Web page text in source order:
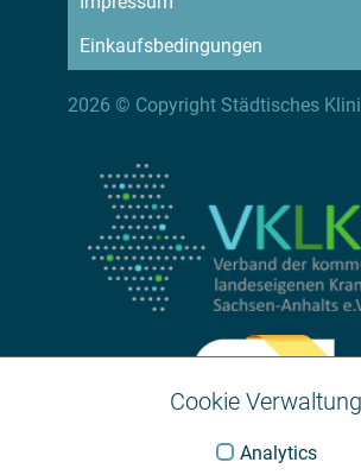
Einkaufsbedingungen
2026 © Copyright Städtisches
Cookie Verwaltung
Analytics